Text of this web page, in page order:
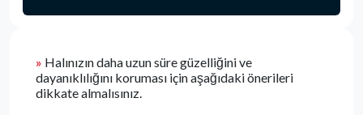
» Halınızın daha uzun süre güzelliğini ve
dayanıklılığını koruması için aşağıdaki önerileri
dikkate almalısınız.